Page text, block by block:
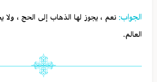
الجواب:نعم ، يجوز لها الذهاب إلى الحج ، ولا
العالم.